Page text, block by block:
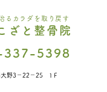
ざと整骨院
るカラダを取り戻す
337-5398
大野3－22－25 1Ｆ